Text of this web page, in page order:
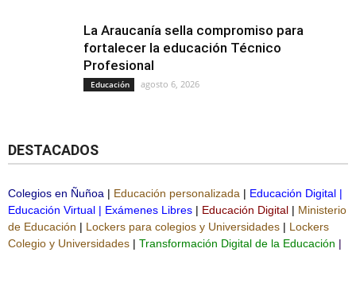
La Araucanía sella compromiso para
fortalecer la educación Técnico
Profesional
Educación agosto 6, 2026
DESTACADOS
Colegios en Ñuñoa | Educación personalizada | Educación Digital |
Educación Virtual | Exámenes Libres | Educación Digital | Ministerio
de Educación | Lockers para colegios y Universidades | Lockers
Colegio y Universidades | Transformación Digital de la Educación |